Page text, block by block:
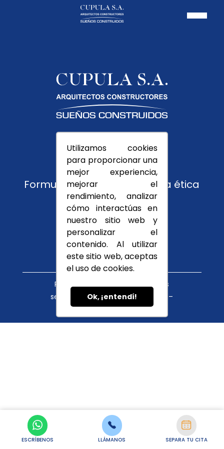
Utilizamos cookies
para proporcionar una
mejor experiencia,
mejorar el
rendimiento, analizar
cómo interactúas en
nuestro sitio web y
personalizar el
contenido. Al utilizar
este sitio web, aceptas
el uso de cookies.
Ok, ¡entendí!
ESCRÍBENOS LLÁMANOS SEPARA TU CITA
Usuarios
Trabaja con nosotros
Formulario de reporte y línea ética
Montevedra
Conócenos
Blog
Política de tratamiento de datos
servicioalcliente@cupula.com.co –
habeasdata@cupula.com.co